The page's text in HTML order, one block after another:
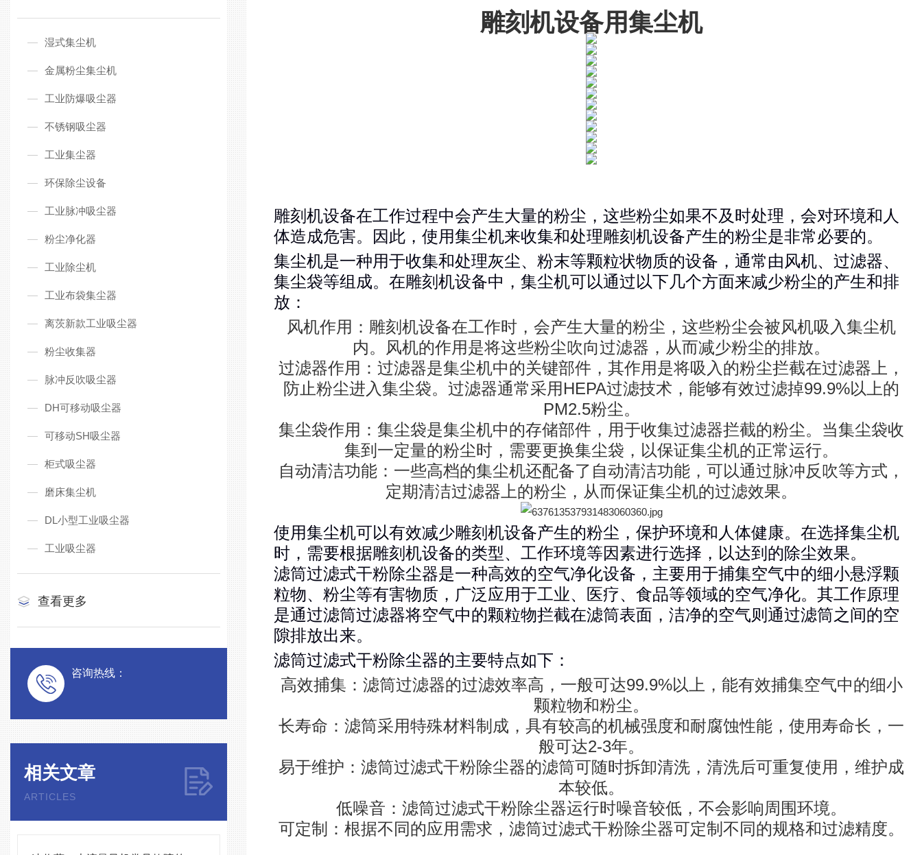
湿式集尘机
金属粉尘集尘机
工业防爆吸尘器
不锈钢吸尘器
工业集尘器
环保除尘设备
工业脉冲吸尘器
粉尘净化器
工业除尘机
工业布袋集尘器
离茨新款工业吸尘器
粉尘收集器
脉冲反吹吸尘器
DH可移动吸尘器
可移动SH吸尘器
柜式吸尘器
磨床集尘机
DL小型工业吸尘器
工业吸尘器
查看更多
咨询热线：
相关文章
ARTICLES
雕刻机设备用集尘机
雕刻机设备在工作过程中会产生大量的粉尘，这些粉尘如果不及时处理，会对环境和人
体造成危害。因此，使用集尘机来收集和处理雕刻机设备产生的粉尘是非常必要的。
集尘机是一种用于收集和处理灰尘、粉末等颗粒状物质的设备，通常由风机、过滤器、
集尘袋等组成。在雕刻机设备中，集尘机可以通过以下几个方面来减少粉尘的产生和排
放：
风机作用：雕刻机设备在工作时，会产生大量的粉尘，这些粉尘会被风机吸入集尘机
内。风机的作用是将这些粉尘吹向过滤器，从而减少粉尘的排放。
过滤器作用：过滤器是集尘机中的关键部件，其作用是将吸入的粉尘拦截在过滤器上，
防止粉尘进入集尘袋。过滤器通常采用HEPA过滤技术，能够有效过滤掉99.9%以上的
PM2.5粉尘。
集尘袋作用：集尘袋是集尘机中的存储部件，用于收集过滤器拦截的粉尘。当集尘袋收
集到一定量的粉尘时，需要更换集尘袋，以保证集尘机的正常运行。
自动清洁功能：一些高档的集尘机还配备了自动清洁功能，可以通过脉冲反吹等方式，
定期清洁过滤器上的粉尘，从而保证集尘机的过滤效果。
使用集尘机可以有效减少雕刻机设备产生的粉尘，保护环境和人体健康。在选择集尘机
时，需要根据雕刻机设备的类型、工作环境等因素进行选择，以达到的除尘效果。
滤筒过滤式干粉除尘器是一种高效的空气净化设备，主要用于捕集空气中的细小悬浮颗
粒物、粉尘等有害物质，广泛应用于工业、医疗、食品等领域的空气净化。其工作原理
是通过滤筒过滤器将空气中的颗粒物拦截在滤筒表面，洁净的空气则通过滤筒之间的空
隙排放出来。
滤筒过滤式干粉除尘器的主要特点如下：
高效捕集：滤筒过滤器的过滤效率高，一般可达99.9%以上，能有效捕集空气中的细小
颗粒物和粉尘。
长寿命：滤筒采用特殊材料制成，具有较高的机械强度和耐腐蚀性能，使用寿命长，一
般可达2-3年。
易于维护：滤筒过滤式干粉除尘器的滤筒可随时拆卸清洗，清洗后可重复使用，维护成
本较低。
低噪音：滤筒过滤式干粉除尘器运行时噪音较低，不会影响周围环境。
可定制：根据不同的应用需求，滤筒过滤式干粉除尘器可定制不同的规格和过滤精度。